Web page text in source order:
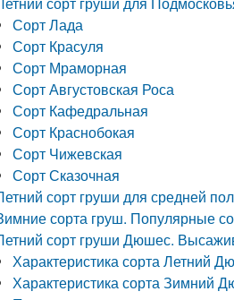
Сорт Лада
Сорт Красуля
Сорт Мраморная
Сорт Августовская Роса
Сорт Кафедральная
Сорт Краснобокая
Сорт Чижевская
Сорт Сказочная
сорт груши для средней
сорта груш. Популярные
сорт груши Дюшес.
Характеристика сорта Летний
Характеристика сорта Зимний